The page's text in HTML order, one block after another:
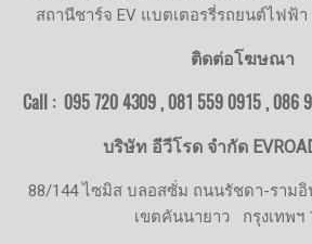
สถานีชาร์จ EV แบตเตอรรี่รถยนต์ไฟฟ้
ติดต่อโฆษณา
Call : 095 720 4309 , 081 559 0915 , 086
บริษัท อีวีโรด จำกัด
88/144 ไซมิส บลอสซั่ม ถนนรัชดา-ราม
เขตคันนายาว กรุงเทพฯ